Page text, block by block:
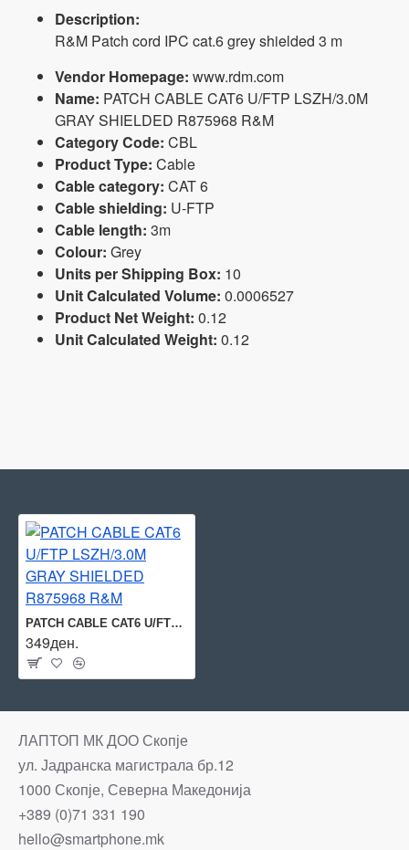
Description:
R&M Patch cord IPC cat.6 grey shielded 3 m
Vendor Homepage: www.rdm.com
Name: PATCH CABLE CAT6 U/FTP LSZH/3.0M
GRAY SHIELDED R875968 R&M
Category Code: CBL
Product Type: Cable
Cable category: CAT 6
Cable shielding: U-FTP
Cable length: 3m
Colour: Grey
Units per Shipping Box: 10
Unit Calculated Volume: 0.0006527
Product Net Weight: 0.12
Unit Calculated Weight: 0.12
PATCH CABLE CAT6 U/FTP LSZH/3.0M GRAY SHIELDED R875968 R&M
349ден.
ЛАПТОП МК ДОО Скопје
ул. Јадранска магистрала бр.12
1000 Скопје, Северна Македонија
+389 (0)71 331 190
hello@smartphone.mk